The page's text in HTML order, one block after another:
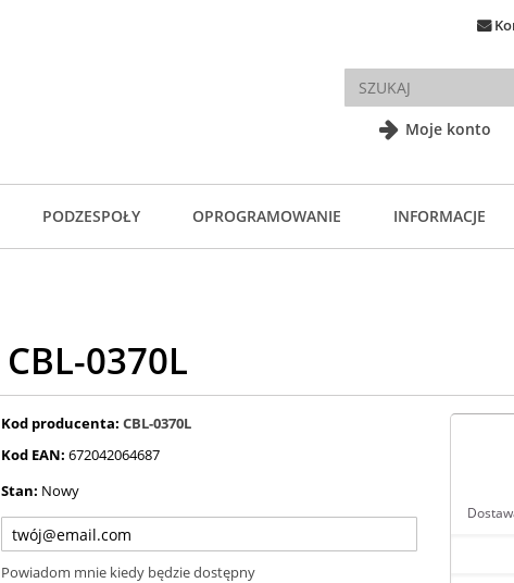
Moje konto
PODZESPOŁY OPROGRAMOWANIE INFORMACJE
CBL-0370L
Kod producenta: CBL-0370L
Kod EAN: 672042064687
Stan: Nowy
Powiadom mnie kiedy będzie dostępny